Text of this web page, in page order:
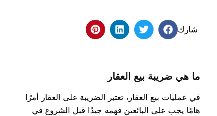
شارك
ما هي ضريبة بيع العقار
في عمليات بيع العقار، تعتبر الضريبة على العقار أمرًا
هامًا يجب على البائعين فهمه جيدًا قبل الشروع في